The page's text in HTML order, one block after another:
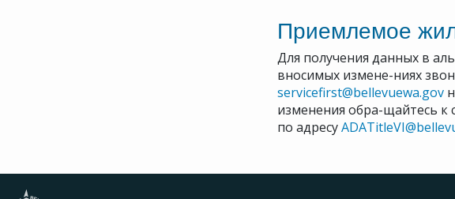
Приемлемое
Для получения данных в
вносимых измене-ниях
servicefirst@bellevuewa.gov
изменения обра-щайтесь к
по адресу